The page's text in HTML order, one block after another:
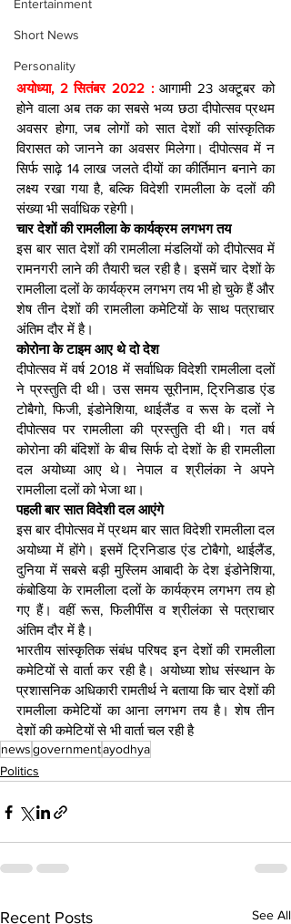
Entertainment
Short News
Personality
अयोध्या, 2 सितंबर 2022 : आगामी 23 अक्टूबर को
होने वाला अब तक का सबसे भव्य छठा दीपोत्सव प्रथम
अवसर होगा, जब लोगों को सात देशों की सांस्कृतिक
विरासत को जानने का अवसर मिलेगा। दीपोत्सव में न
सिर्फ साढ़े 14 लाख जलते दीयों का कीर्तिमान बनाने का
लक्ष्य रखा गया है, बल्कि विदेशी रामलीला के दलों की
संख्या भी सर्वाधिक रहेगी।
चार देशों की रामलीला के कार्यक्रम लगभग तय
इस बार सात देशों की रामलीला मंडलियों को दीपोत्सव में
रामनगरी लाने की तैयारी चल रही है। इसमें चार देशों के
रामलीला दलों के कार्यक्रम लगभग तय भी हो चुके हैं और
शेष तीन देशों की रामलीला कमेटियों के साथ पत्राचार
अंतिम दौर में है।
कोरोना के टाइम आए थे दो देश
दीपोत्सव में वर्ष 2018 में सर्वाधिक विदेशी रामलीला दलों
ने प्रस्तुति दी थी। उस समय सूरीनाम, ट्रिनिडाड एंड
टोबैगो, फिजी, इंडोनेशिया, थाईलैंड व रूस के दलों ने
दीपोत्सव पर रामलीला की प्रस्तुति दी थी। गत वर्ष
कोरोना की बंदिशों के बीच सिर्फ दो देशों के ही रामलीला
दल अयोध्या आए थे। नेपाल व श्रीलंका ने अपने
रामलीला दलों को भेजा था।
पहली बार सात विदेशी दल आएंगे
इस बार दीपोत्सव में प्रथम बार सात विदेशी रामलीला दल
अयोध्या में होंगे। इसमें ट्रिनिडाड एंड टोबैगो, थाईलैंड,
दुनिया में सबसे बड़ी मुस्लिम आबादी के देश इंडोनेशिया,
कंबोडिया के रामलीला दलों के कार्यक्रम लगभग तय हो
गए हैं। वहीं रूस, फिलीपींस व श्रीलंका से पत्राचार
अंतिम दौर में है।
भारतीय सांस्कृतिक संबंध परिषद इन देशों की रामलीला
कमेटियों से वार्ता कर रही है। अयोध्या शोध संस्थान के
प्रशासनिक अधिकारी रामतीर्थ ने बताया कि चार देशों की
रामलीला कमेटियों का आना लगभग तय है। शेष तीन
देशों की कमेटियों से भी वार्ता चल रही है
newsgovernmentayodhya
Politics
Recent Posts See All